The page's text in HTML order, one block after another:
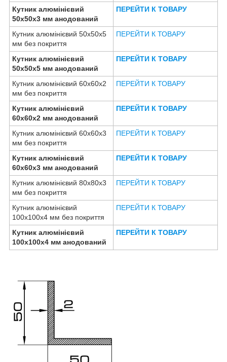
Кутник алюмінієвий
50х50х3 мм анодований
ПЕРЕЙТИ К ТОВАРУ
Кутник алюмінієвий 50х50х5
мм без покриття
ПЕРЕЙТИ К ТОВАРУ
Кутник алюмінієвий
50х50х5 мм анодований
ПЕРЕЙТИ К ТОВАРУ
Кутник алюмінієвий 60х60х2
мм без покриття
ПЕРЕЙТИ К ТОВАРУ
Кутник алюмінієвий
60х60х2 мм анодований
ПЕРЕЙТИ К ТОВАРУ
Кутник алюмінієвий 60х60х3
мм без покриття
ПЕРЕЙТИ К ТОВАРУ
Кутник алюмінієвий
60х60х3 мм анодований
ПЕРЕЙТИ К ТОВАРУ
Кутник алюмінієвий 80х80х3
мм без покриття
ПЕРЕЙТИ К ТОВАРУ
Кутник алюмінієвий
100х100х4 мм без покриття
ПЕРЕЙТИ К ТОВАРУ
Кутник алюмінієвий
100х100х4 мм анодований
ПЕРЕЙТИ К ТОВАРУ